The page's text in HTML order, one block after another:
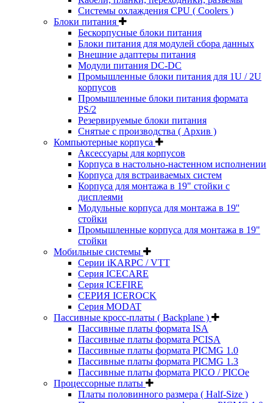
Системы охлаждения CPU ( Coolers )
Блоки питания
Бескорпусные блоки питания
Блоки питания для модулей сбора данных
Внешние адаптеры питания
Модули питания DC-DC
Промышленные блоки питания для 1U / 2U
корпусов
Промышленные блоки питания формата
PS/2
Резервируемые блоки питания
Снятые с производства ( Архив )
Компьютерные корпуса
Аксессуары для корпусов
Корпуса в настольно-настенном исполнении
Корпуса для встраиваемых систем
Корпуса для монтажа в 19" стойки с
дисплеями
Модульные корпуса для монтажа в 19''
стойки
Промышленные корпуса для монтажа в 19"
стойки
Мобильные системы
Серии iKARPC / VTT
Серия ICECARE
Серия ICEFIRE
СЕРИЯ ICEROCK
Серия MODAT
Пассивные кросс-платы ( Backplane )
Пассивные платы формата ISA
Пассивные платы формата PCISA
Пассивные платы формата PICMG 1.0
Пассивные платы формата PICMG 1.3
Пассивные платы формата PICO / PICOe
Процессорные платы
Платы половинного размера ( Half-Size )